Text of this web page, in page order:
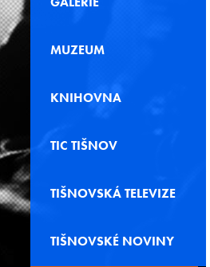
MUZEUM
KNIHOVNA
TIC TIŠNOV
TIŠNOVSKÁ TELEVIZE
TIŠNOVSKÉ NOVINY